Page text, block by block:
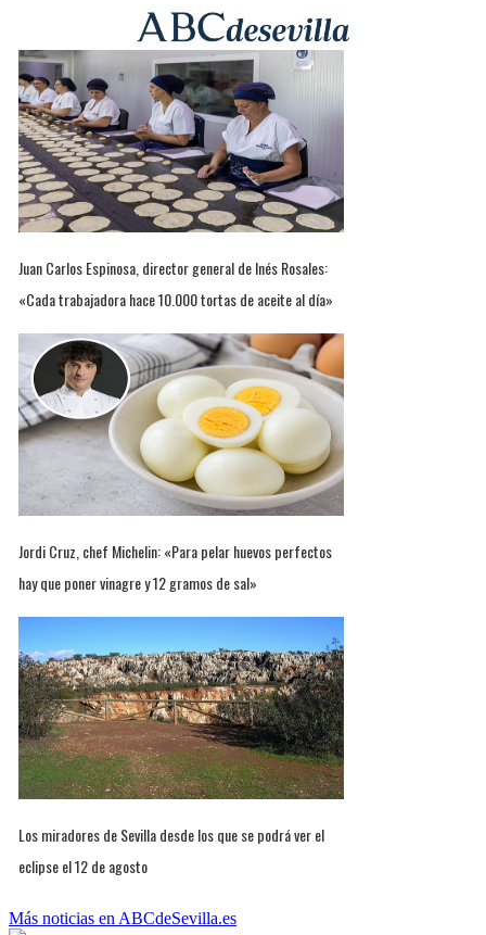
Juan Carlos Espinosa, director general de Inés Rosales:
«Cada trabajadora hace 10.000 tortas de aceite al día»
Jordi Cruz, chef Michelin: «Para pelar huevos perfectos
hay que poner vinagre y 12 gramos de sal»
Los miradores de Sevilla desde los que se podrá ver el
eclipse el 12 de agosto
Más noticias en ABCdeSevilla.es